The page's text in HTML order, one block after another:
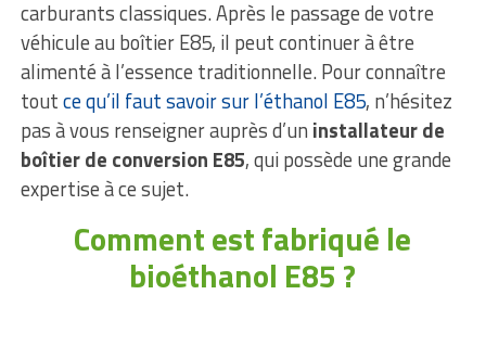
carburants classiques. Après le passage de votre
véhicule au boîtier E85, il peut continuer à être
alimenté à l’essence traditionnelle. Pour connaître
toutce qu’il faut savoir sur l’éthanol E85, n’hésitez
pas à vous renseigner auprès d’un installateur de
boîtier de conversion E85, qui possède une grande
expertise à ce sujet.
Comment est fabriqué le
bioéthanol E85 ?